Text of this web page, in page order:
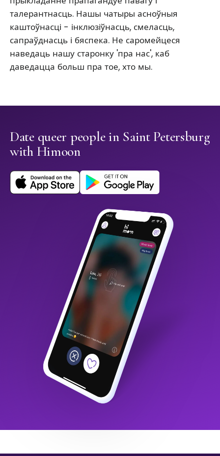
талерантнасць. Нашы чатыры асноўныя
каштоўнасці - інклюзіўнасць, смеласць,
сапраўднасць і бяспека. Не саромейцеся
наведаць нашу старонку 'пра нас', каб
даведацца больш пра тое, хто мы.
Date queer people in Saint Petersburg
with Himoon